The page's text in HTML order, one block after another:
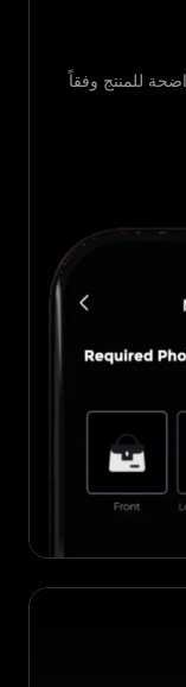
للمنتج وفقاً